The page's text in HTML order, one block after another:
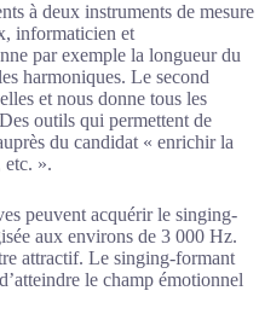
à deux instruments de mesure
informaticien et
par exemple la longueur du
harmoniques. Le second
et nous donne tous les
outils qui permettent de
du candidat « enrichir la
».
peuvent acquérir le singing-
aux environs de 3 000 Hz.
attractif. Le singing-formant
le champ émotionnel